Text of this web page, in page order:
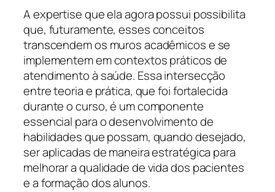
A expertise que ela agora possui possibilita
que, futuramente, esses conceitos
transcendem os muros acadêmicos e se
implementem em contextos práticos de
atendimento à saúde. Essa intersecção
entre teoria e prática, que foi fortalecida
durante o curso, é um componente
essencial para o desenvolvimento de
habilidades que possam, quando desejado,
ser aplicadas de maneira estratégica para
melhorar a qualidade de vida dos pacientes
e a formação dos alunos.